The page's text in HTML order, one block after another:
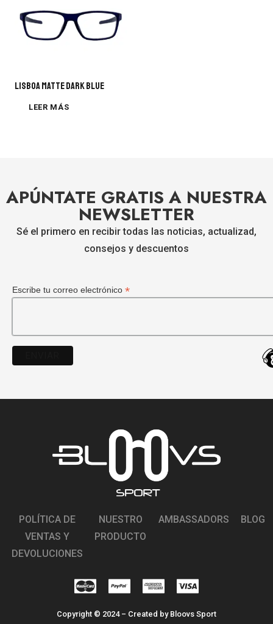
Lisboa Matte Dark Blue
LEER MÁS
APÚNTATE GRATIS A NUESTRA
NEWSLETTER
Sé el primero en recibir todas las noticias, actualizad,
consejos y descuentos
Escribe tu correo electrónico *
POLÍTICA DE
VENTAS Y
DEVOLUCIONES
NUESTRO
PRODUCTO
AMBASSADORS BLOG
Copyright © 2024 – Created by Bloovs Sport